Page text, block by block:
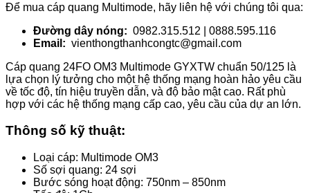
Để mua cáp quang Multimode, hãy liên hệ với chúng tôi qua:
Đường dây nóng: 0982.315.512 | 0888.595.116
Email: vienthongthanhcongtc@gmail.com
Cáp quang 24FO OM3 Multimode GYXTW chuẩn 50/125 là
lựa chọn lý tưởng cho một hệ thống mạng hoàn hảo yêu cầu
về tốc độ, tín hiệu truyền dẫn, và độ bảo mật cao. Rất phù
hợp với các hệ thống mạng cấp cao, yêu cầu của dự an lớn.
Thông số kỹ thuật:
Loại cáp: Multimode OM3
Số sợi quang: 24 sợi
Bước sóng hoạt động: 750nm – 850nm